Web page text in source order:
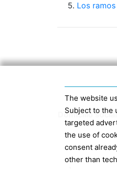
Los
Domicilio
The website
Subject to the
targeted
the use of
consent
other than